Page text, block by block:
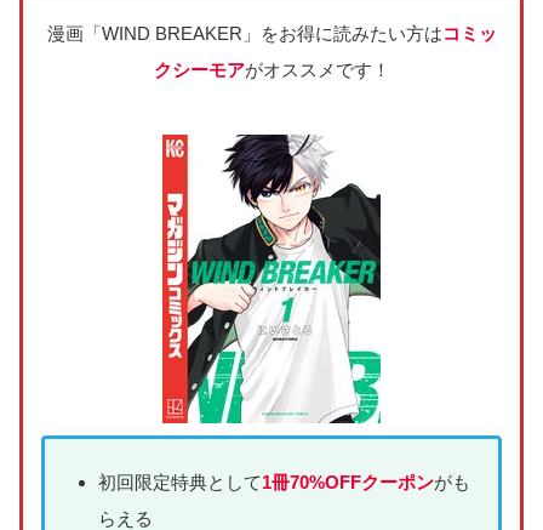
漫画「WIND BREAKER」をお得に読みたい方はコミッ
クシーモアがオススメです！
初回限定特典として1冊70%OFFクーポンがも
らえる